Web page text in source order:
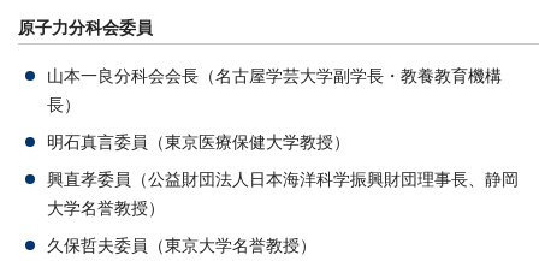
原子力分科会委員
山本一良分科会会長（名古屋学芸大学副学長・教養教育機構
長）
明石真言委員（東京医療保健大学教授）
興直孝委員（公益財団法人日本海洋科学振興財団理事長、静岡
大学名誉教授）
久保哲夫委員（東京大学名誉教授）